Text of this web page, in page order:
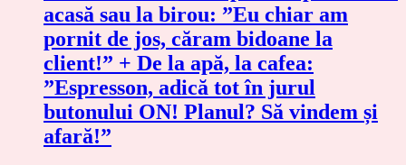
acasă sau la birou: ”Eu chiar am
pornit de jos, căram bidoane la
client!” + De la apă, la cafea:
”Espresson, adică tot în jurul
butonului ON! Planul? Să vindem și
afară!”